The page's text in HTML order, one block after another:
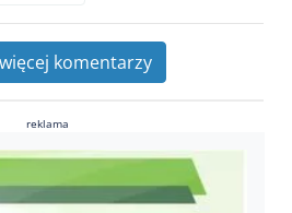
komentarzy
reklama